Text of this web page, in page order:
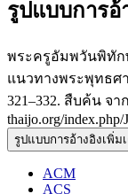
รูปแบบการอ้
พระครูอัมพวันพิทัก
แนวทางพระพุทธศ
321–332. สืบค้น จาก
thaijo.org/index.php/
รูปแบบการอ้างอิงเพิ่ม
ACM
ACS